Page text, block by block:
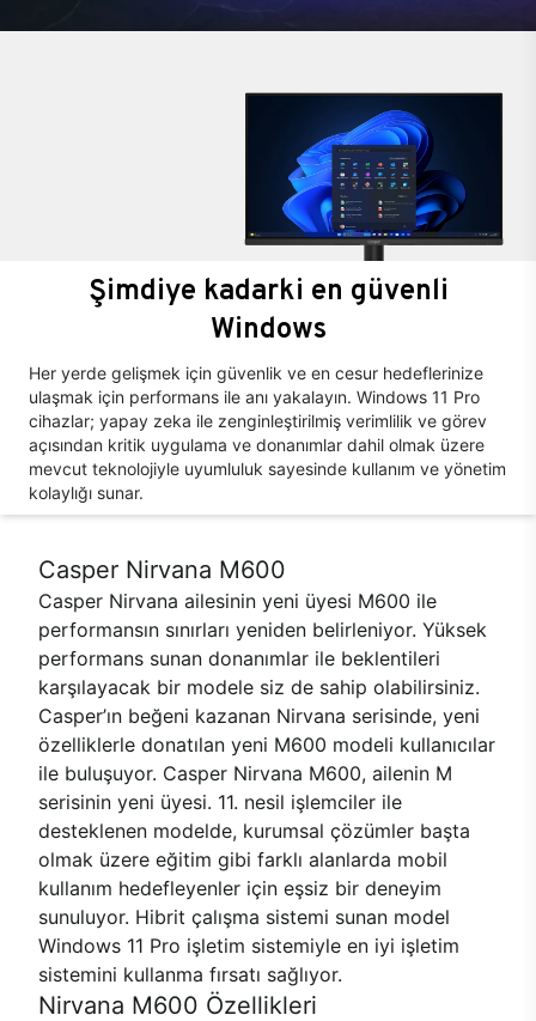
Şimdiye kadarki en güvenli
Windows
Her yerde gelişmek için güvenlik ve en cesur hedeflerinize
ulaşmak için performans ile anı yakalayın. Windows 11 Pro
cihazlar; yapay zeka ile zenginleştirilmiş verimlilik ve görev
açısından kritik uygulama ve donanımlar dahil olmak üzere
mevcut teknolojiyle uyumluluk sayesinde kullanım ve yönetim
kolaylığı sunar.
Casper Nirvana M600
Casper Nirvana ailesinin yeni üyesi M600 ile
performansın sınırları yeniden belirleniyor. Yüksek
performans sunan donanımlar ile beklentileri
karşılayacak bir modele siz de sahip olabilirsiniz.
Casper’ın beğeni kazanan Nirvana serisinde, yeni
özelliklerle donatılan yeni M600 modeli kullanıcılar
ile buluşuyor. Casper Nirvana M600, ailenin M
serisinin yeni üyesi. 11. nesil işlemciler ile
desteklenen modelde, kurumsal çözümler başta
olmak üzere eğitim gibi farklı alanlarda mobil
kullanım hedefleyenler için eşsiz bir deneyim
sunuluyor. Hibrit çalışma sistemi sunan model
Windows 11 Pro işletim sistemiyle en iyi işletim
sistemini kullanma fırsatı sağlıyor.
Nirvana M600 Özellikleri